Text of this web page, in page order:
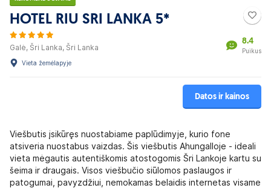
HOTEL RIU SRI LANKA 5*
Galė, Šri Lanka, Šri Lanka
8.4
Puikus
Vieta žemėlapyje
Datos ir kainos
Viešbutis įsikūręs nuostabiame paplūdimyje, kurio fone
atsiveria nuostabus vaizdas. Šis viešbutis Ahungalloje - ideali
vieta mėgautis autentiškomis atostogomis Šri Lankoje kartu su
šeima ir draugais. Visos viešbučio siūlomos paslaugos ir
patogumai, pavyzdžiui, nemokamas belaidis internetas visame